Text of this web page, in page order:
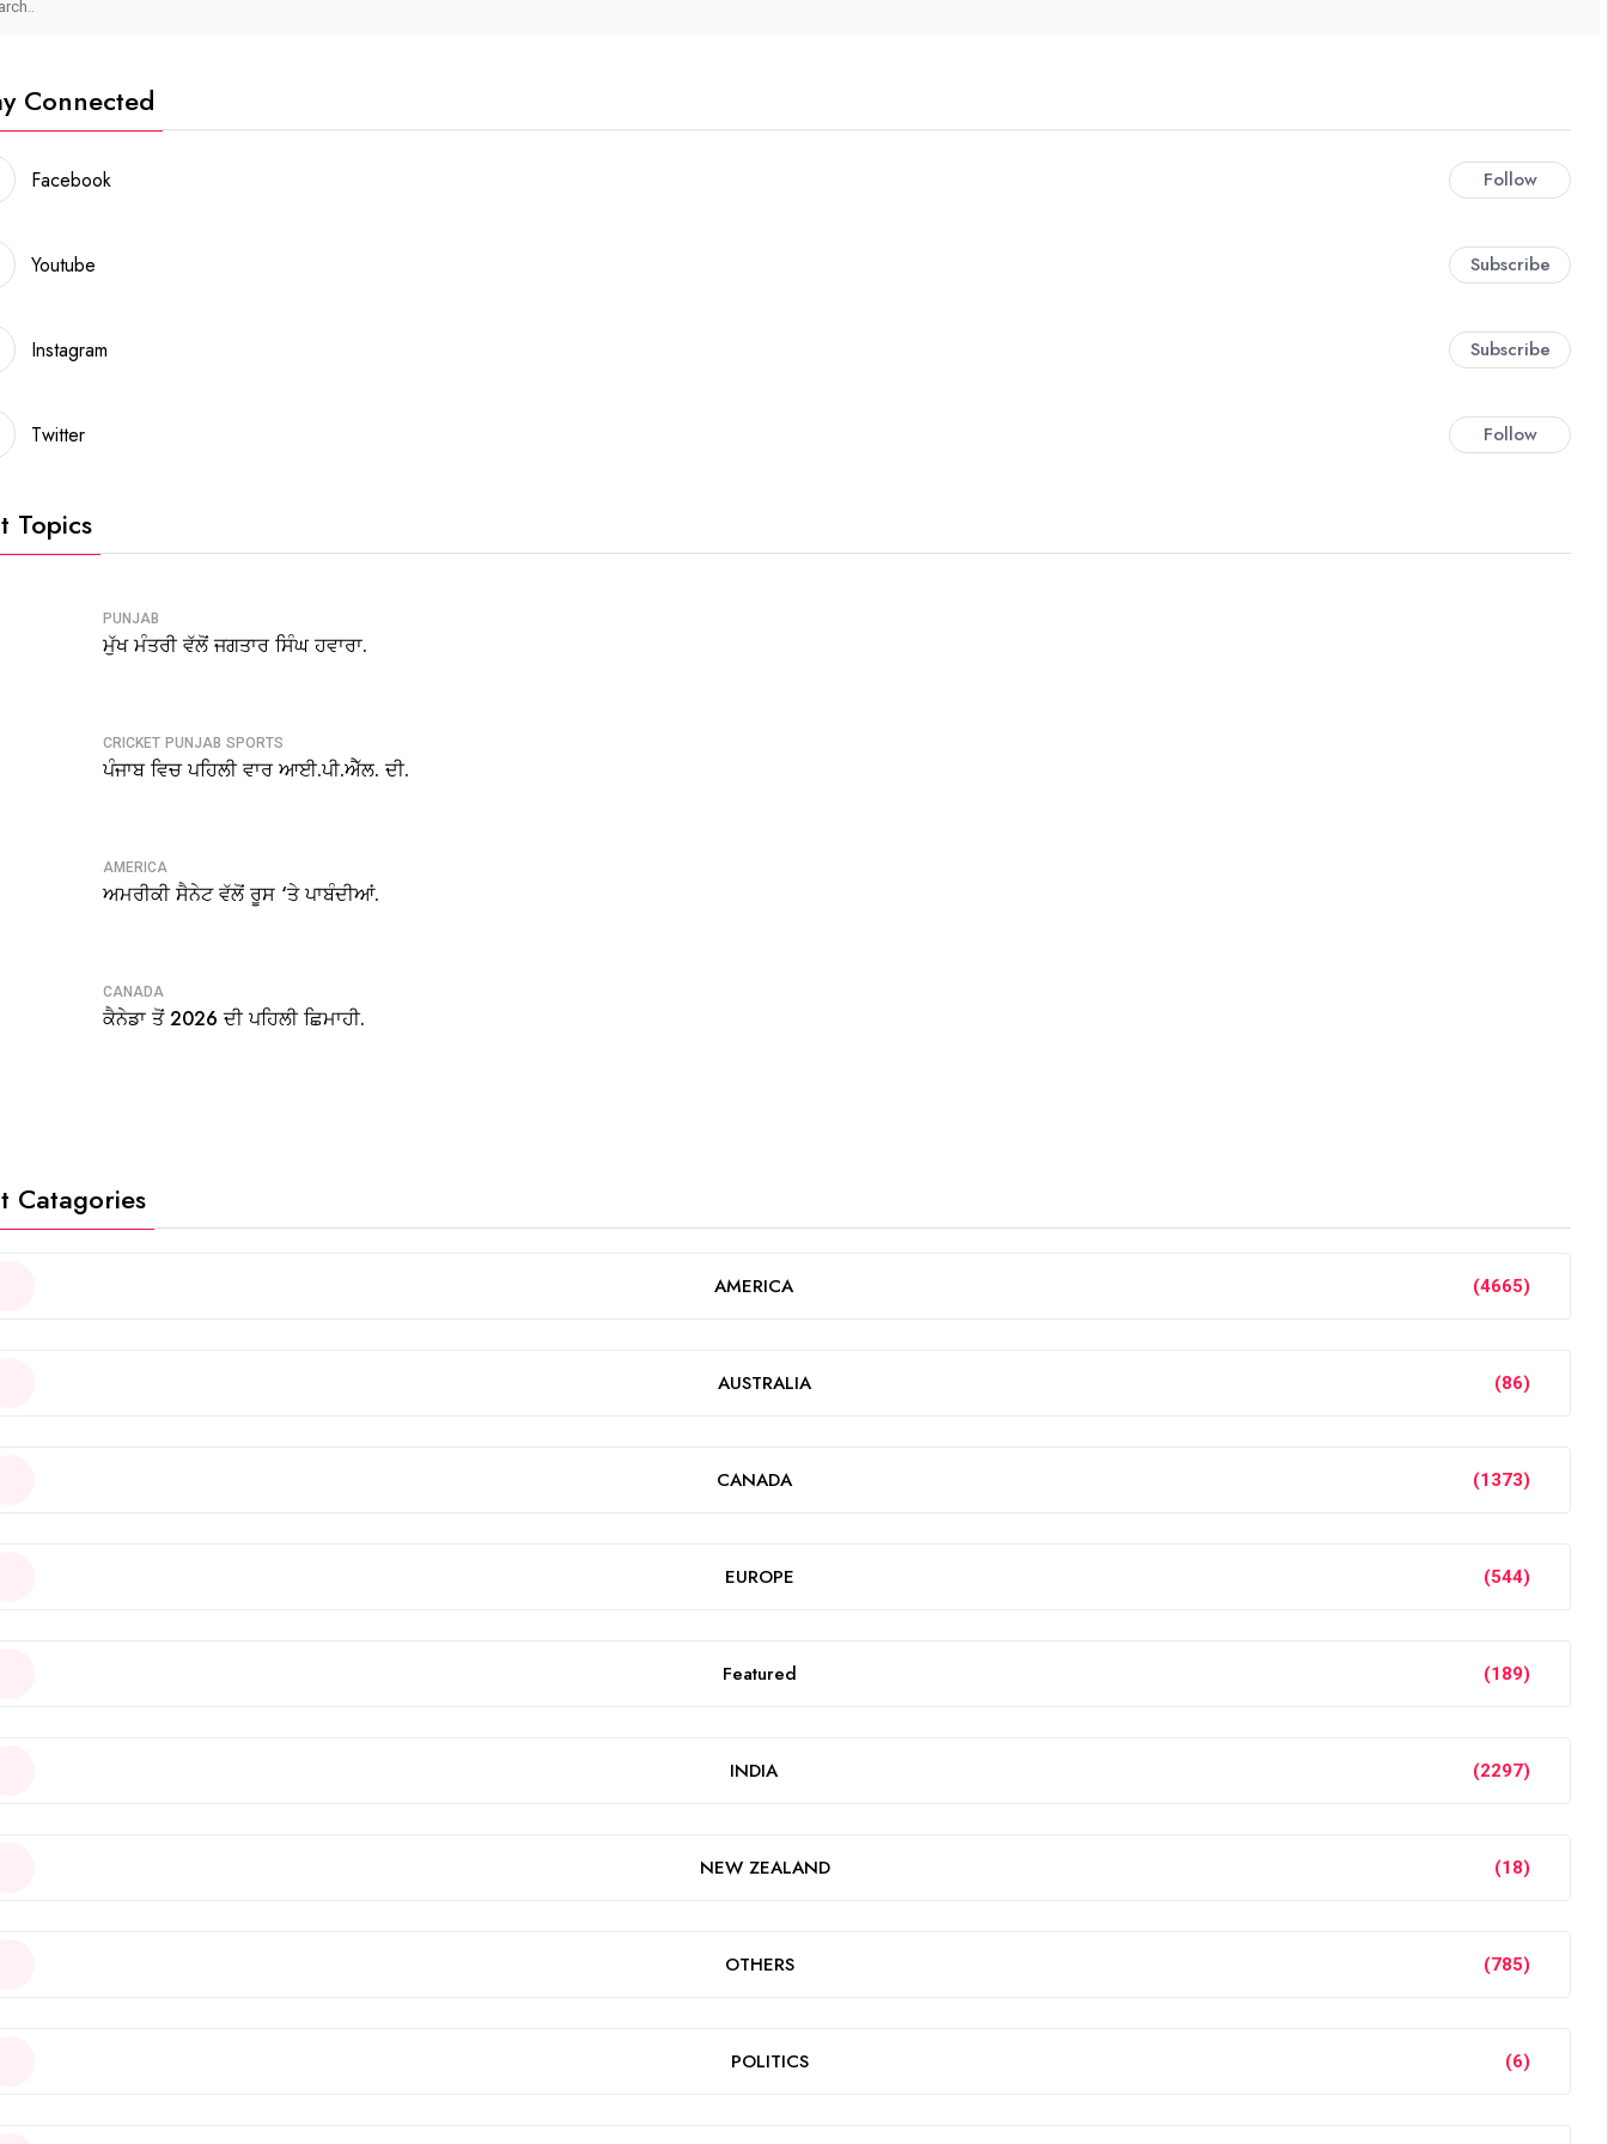
Connected
Facebook Follow
Youtube Subscribe
Instagram Subscribe
Twitter Follow
Topics
PUNJAB
ਮੁੱਖ ਮੰਤਰੀ ਵੱਲੋਂ ਜਗਤਾਰ ਸਿੰਘ ਹਵਾਰਾ.
CRICKET PUNJAB SPORTS
ਪੰਜਾਬ ਵਿਚ ਪਹਿਲੀ ਵਾਰ ਆਈ.ਪੀ.ਐੱਲ. ਦੀ.
AMERICA
ਅਮਰੀਕੀ ਸੈਨੇਟ ਵੱਲੋਂ ਰੂਸ ‘ਤੇ ਪਾਬੰਦੀਆਂ.
CANADA
ਕੈਨੇਡਾ ਤੋਂ 2026 ਦੀ ਪਹਿਲੀ ਛਿਮਾਹੀ.
Catagories
AMERICA (4665)
AUSTRALIA (86)
CANADA (1373)
EUROPE (544)
Featured (189)
INDIA (2297)
NEW ZEALAND (18)
OTHERS (785)
POLITICS (6)